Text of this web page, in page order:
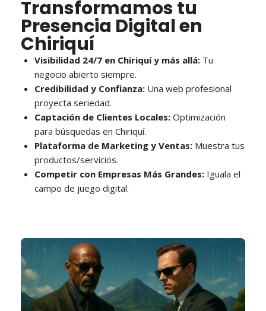
Transformamos tu
Presencia Digital en
Chiriquí
Visibilidad 24/7 en Chiriquí y más allá:Tu
negocio abierto siempre.
Credibilidad y Confianza:Una web profesional
proyecta seriedad.
Captación de Clientes Locales:Optimización
para búsquedas en Chiriquí.
Plataforma de Marketing y Ventas:Muestra tus
productos/servicios.
Competir con Empresas Más Grandes:Iguala el
campo de juego digital.